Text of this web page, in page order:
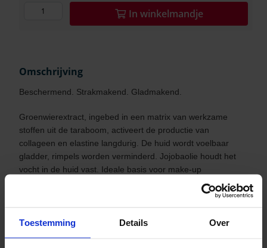
Toestemming Details Over
In winkelmandje
Omschrijving
Beschermend. Strakmakend. Gladmakend.
Groenwierextract, ingebed in een matrix van werkzame
stoffen uit de taraboom, activeert de productie van
collageen en elastine langdurig. De huid wordt voelbaar
gladder, rimpels worden verminderd. Jojobaolie houdt het
vocht in de huid vast. Ideale basis voor make-up
aanbrengen en zacht inmasseren.